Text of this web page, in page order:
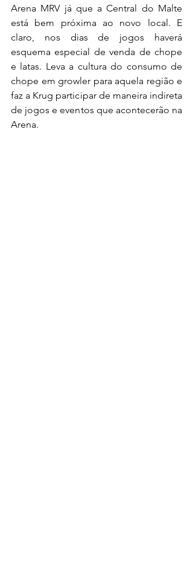
Arena MRV já que a Central do Malte
está bem próxima ao novo local. E
claro, nos dias de jogos haverá
esquema especial de venda de chope
e latas. Leva a cultura do consumo de
chope em growler para aquela região e
faz a Krug participar de maneira indireta
de jogos e eventos que acontecerão na
Arena.